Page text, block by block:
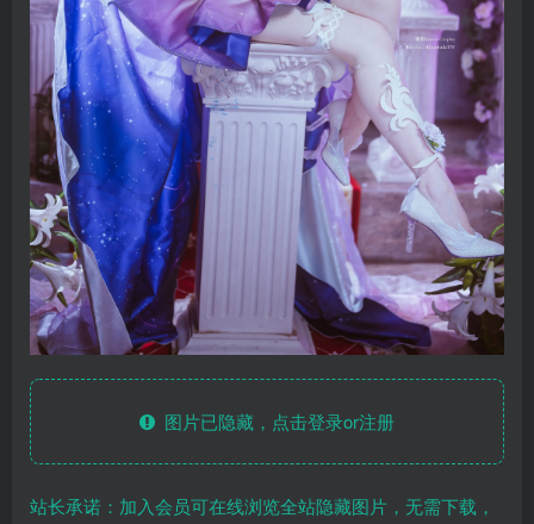
图片已隐藏，点击登录or注册
站长承诺：加入会员可在线浏览全站隐藏图片，无需下载，